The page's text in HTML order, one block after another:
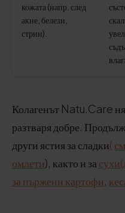
кожата (напр. след
акне, белези,
стрии).
Колагенът Natu.Care
разтваря добре.
други ястия за сладки(
омлети), както и за сухи
за пържени картофи